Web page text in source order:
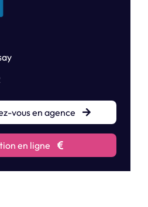
vous en agence
en ligne